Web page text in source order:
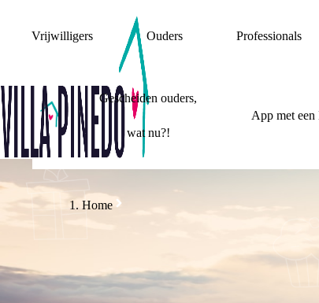
Vrijwilligers Ouders Professionals
Gescheiden ouders,
wat nu?!
App met
Home